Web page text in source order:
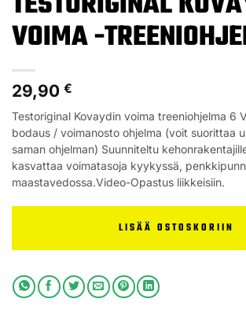
VOIMA -
29,90 €
Testoriginal Kovaydin voima treeniohjelma 6
bodaus / voimanosto ohjelma (voit suorittaa
saman ohjelman) Suunniteltu
kasvattaa voimatasoja kyykyssä,
maastavedossa.Video-Opastus liikkeisiin.
LISÄÄ OSTOSKORIIN